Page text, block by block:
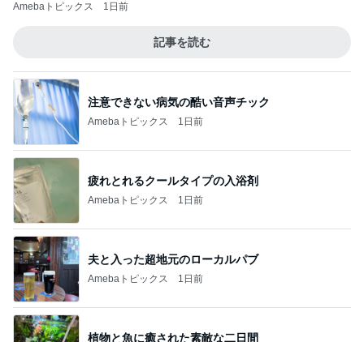
Amebaトピックス 1日前
記事を読む
注意できない病気の酷い音声チック
Amebaトピックス 1日前
疲れとれるクールタイプの入浴剤
Amebaトピックス 1日前
夫と入った超地元のローカルパブ
Amebaトピックス 1日前
植物と魚に癒された素敵な二日間